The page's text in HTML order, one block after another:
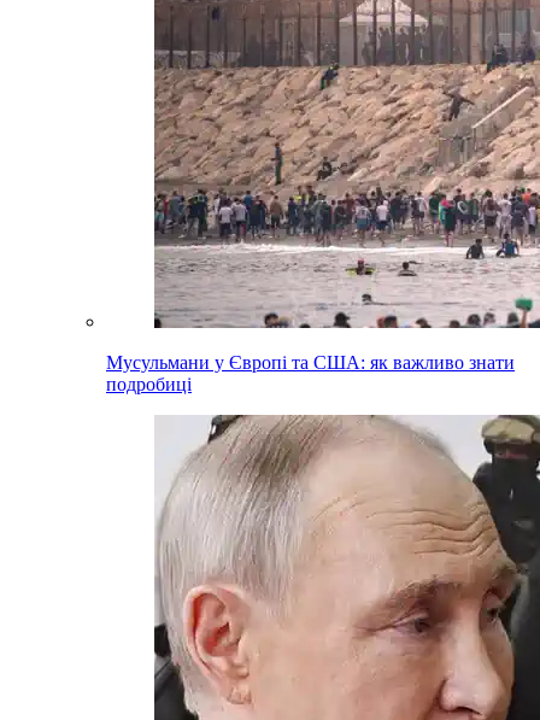
Мусульмани у Європі та США: як важливо знати
подробиці